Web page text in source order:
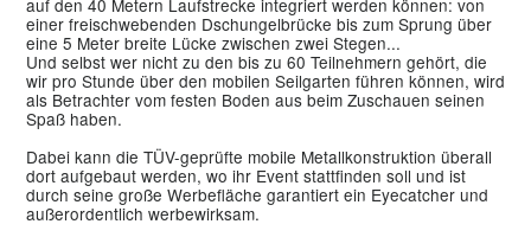
auf den 40 Metern Laufstrecke integriert werden können: von
einer freischwebenden Dschungelbrücke bis zum Sprung über
eine 5 Meter breite Lücke zwischen zwei Stegen...
Und selbst wer nicht zu den bis zu 60 Teilnehmern gehört, die
wir pro Stunde über den mobilen Seilgarten führen können, wird
als Betrachter vom festen Boden aus beim Zuschauen seinen
Spaß haben.
Dabei kann die TÜV-geprüfte mobile Metallkonstruktion überall
dort aufgebaut werden, wo ihr Event stattfinden soll und ist
durch seine große Werbefläche garantiert ein Eyecatcher und
außerordentlich werbewirksam.